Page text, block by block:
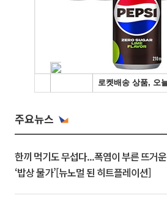
주요뉴스
한끼 먹기도 무섭다...폭염이 부른 뜨거운
‘밥상 물가’[뉴노멀 된 히트플레이션]